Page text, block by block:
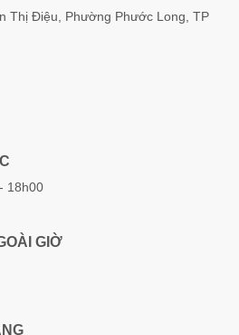
Thị Điệu, Phường Phước Long, TP
18h00
GIỜ